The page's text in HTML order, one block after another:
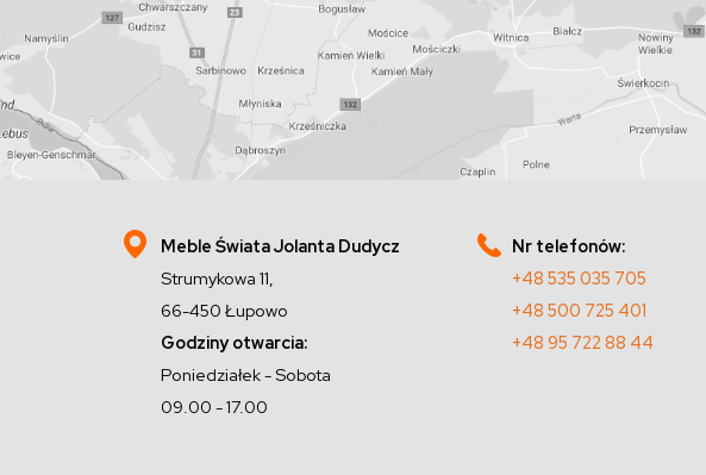
Meble Świata Jolanta Dudycz
Strumykowa 11,
66-450 Łupowo
Godziny otwarcia:
Poniedziałek - Sobota
09.00 - 17.00
Nr telefonów:
+48 535 035 705
+48 500 725 401
+48 95 722 88 44